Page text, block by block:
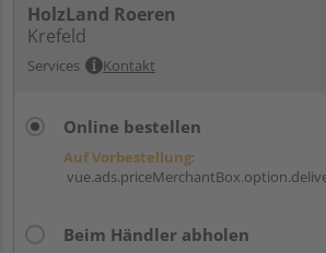
HolzLand Roeren
Krefeld
Services Kontakt
Online bestellen
Auf Vorbestellung:
Beim Händler abholen